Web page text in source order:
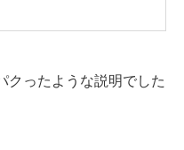
ったような説明でした